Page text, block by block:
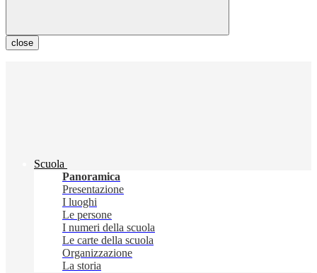
close
Scuola
Panoramica
Presentazione
I luoghi
Le persone
I numeri della scuola
Le carte della scuola
Organizzazione
La storia